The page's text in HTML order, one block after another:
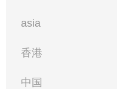
asia
香港
中国